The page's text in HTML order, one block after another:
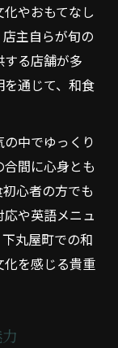
やおもてなし
主自らが旬の
る店舗が多
通じて、和食
中でゆっくり
間に心身とも
心者の方でも
や英語メニュ
丸屋町での和
を感じる貴重